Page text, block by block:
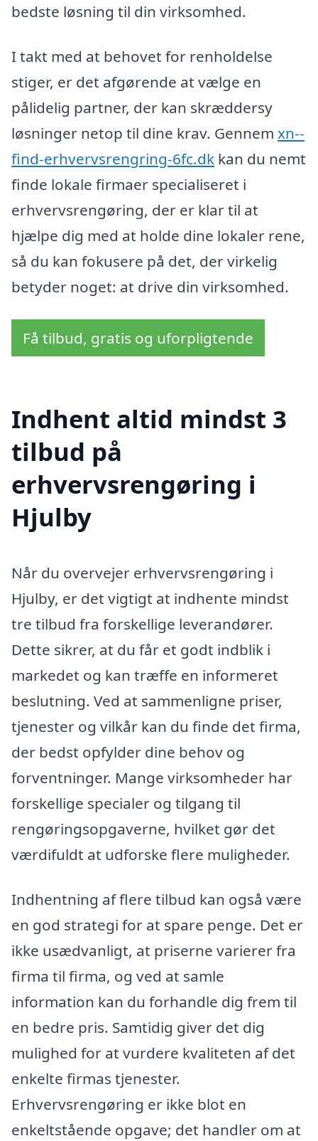
bedste løsning til din virksomhed.
I takt med at behovet for renholdelse
stiger, er det afgørende at vælge en
pålidelig partner, der kan skræddersy
løsninger netop til dine krav. Gennem xn--
find-erhvervsrengring-6fc.dk kan du nemt
finde lokale firmaer specialiseret i
erhvervsrengøring, der er klar til at
hjælpe dig med at holde dine lokaler rene,
så du kan fokusere på det, der virkelig
betyder noget: at drive din virksomhed.
Få tilbud, gratis og uforpligtende
Indhent altid mindst 3
tilbud på
erhvervsrengøring i
Hjulby
Når du overvejer erhvervsrengøring i
Hjulby, er det vigtigt at indhente mindst
tre tilbud fra forskellige leverandører.
Dette sikrer, at du får et godt indblik i
markedet og kan træffe en informeret
beslutning. Ved at sammenligne priser,
tjenester og vilkår kan du finde det firma,
der bedst opfylder dine behov og
forventninger. Mange virksomheder har
forskellige specialer og tilgang til
rengøringsopgaverne, hvilket gør det
værdifuldt at udforske flere muligheder.
Indhentning af flere tilbud kan også være
en god strategi for at spare penge. Det er
ikke usædvanligt, at priserne varierer fra
firma til firma, og ved at samle
information kan du forhandle dig frem til
en bedre pris. Samtidig giver det dig
mulighed for at vurdere kvaliteten af det
enkelte firmas tjenester.
Erhvervsrengøring er ikke blot en
enkeltstående opgave; det handler om at